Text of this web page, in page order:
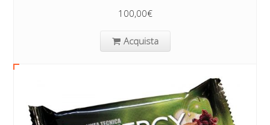
100,00€
Acquista